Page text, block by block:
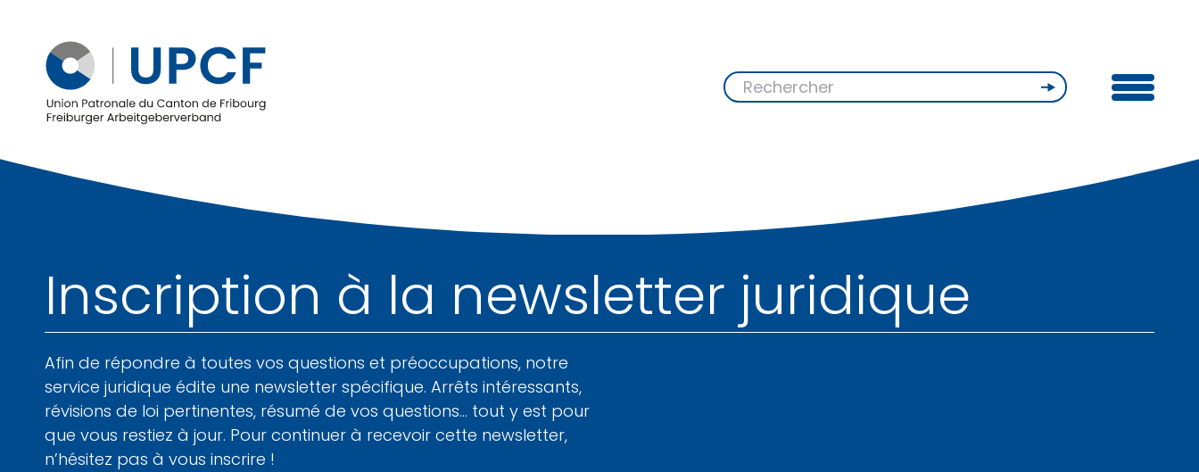
Inscription à la newsletter juridique
Afin de répondre à toutes vos questions et préoccupations, notre
service juridique édite une newsletter spécifique. Arrêts intéressants,
révisions de loi pertinentes, résumé de vos questions… tout y est pour
que vous restiez à jour. Pour continuer à recevoir cette newsletter,
n’hésitez pas à vous inscrire !